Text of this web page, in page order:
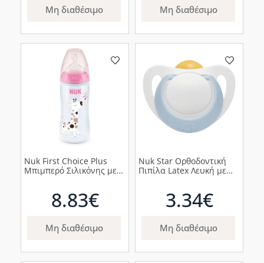
Μη διαθέσιμο Μη διαθέσιμο
Nuk First Choice Plus
Μπιμπερό Σιλικόνης με
Καμηλοπάρδαλη 6-18m,
8.83€
Μη διαθέσιμο
Nuk Star Ορθοδοντική
Πιπίλα Latex Λευκή με
3.34€
Μη διαθέσιμο